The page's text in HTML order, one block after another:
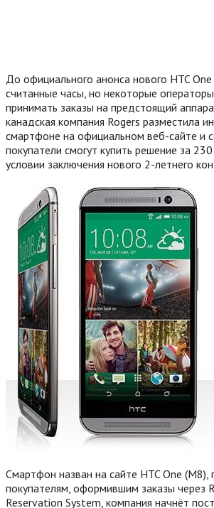
До официального анонса нового HTC
считанные часы, но некоторые
принимать заказы на предстоящий
канадская компания Rogers разместила
смартфоне на официальном веб-сайте и
покупатели смогут купить решение за
условии заключения нового 2-летнего
Смартфон назван на сайте HTC One (M8),
покупателям, оформившим заказы через
Reservation System, компания начнёт